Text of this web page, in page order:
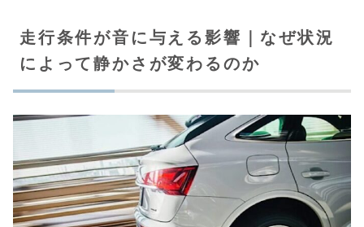
走行条件が音に与える影響｜なぜ状況
によって静かさが変わるのか